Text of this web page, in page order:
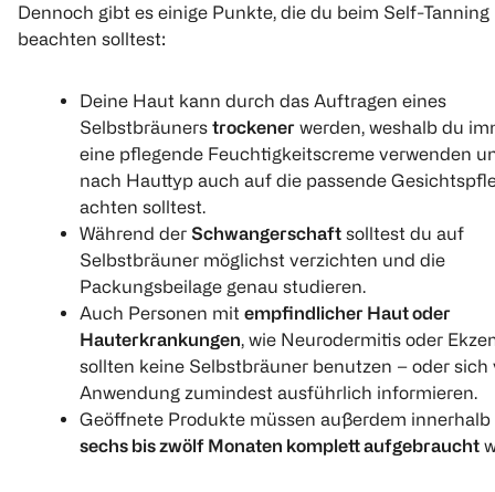
€ 6,99
1
Quantity: 1
1
Quantity: 1
1
Quantity:
Self Tan Drops Dark
Gesicht und Körper
Bronzing Drops
30 ml
Lotion
Dennoch gibt es einige Punkte, die du beim Self-Tanning
beachten solltest:
Deine Haut kann durch das Auftragen eines
Selbstbräuners trockener werden, weshalb du
eine pflegende Feuchtigkeitscreme verwenden
nach Hauttyp auch auf die passende
achten solltest.
Während der Schwangerschaft solltest du auf
Selbstbräuner möglichst verzichten und die
Packungsbeilage genau studieren.
Auch Personen mit empfindlicher Haut oder
Hauterkrankungen, wie Neurodermitis oder
sollten keine Selbstbräuner benutzen – oder sich
Anwendung zumindest ausführlich informieren.
Geöffnete Produkte müssen außerdem innerhalb
sechs bis zwölf Monaten komplett aufgebraucht